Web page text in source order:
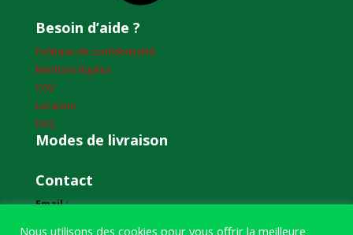
Besoin d’aide ?
Politique de confidentialité
Mentions légales
CGV
Livraison
FAQ
Modes de livraison
Contact
Email :
Nous utilisons des cookies pour vous offrir la meilleure